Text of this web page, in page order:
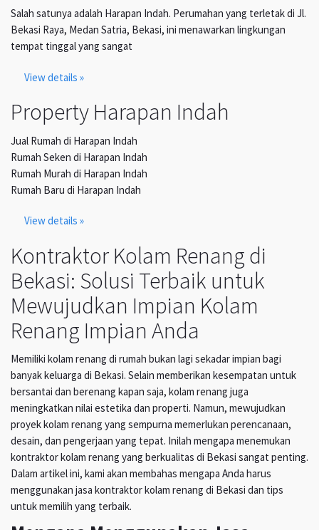
Salah satunya adalah Harapan Indah. Perumahan yang terletak di Jl.
Bekasi Raya, Medan Satria, Bekasi, ini menawarkan lingkungan
tempat tinggal yang sangat
View details »
Property Harapan Indah
Jual Rumah di Harapan Indah
Rumah Seken di Harapan Indah
Rumah Murah di Harapan Indah
Rumah Baru di Harapan Indah
View details »
Kontraktor Kolam Renang di
Bekasi: Solusi Terbaik untuk
Mewujudkan Impian Kolam
Renang Impian Anda
Memiliki kolam renang di rumah bukan lagi sekadar impian bagi
banyak keluarga di Bekasi. Selain memberikan kesempatan untuk
bersantai dan berenang kapan saja, kolam renang juga
meningkatkan nilai estetika dan properti. Namun, mewujudkan
proyek kolam renang yang sempurna memerlukan perencanaan,
desain, dan pengerjaan yang tepat. Inilah mengapa menemukan
kontraktor kolam renang yang berkualitas di Bekasi sangat penting.
Dalam artikel ini, kami akan membahas mengapa Anda harus
menggunakan jasa kontraktor kolam renang di Bekasi dan tips
untuk memilih yang terbaik.